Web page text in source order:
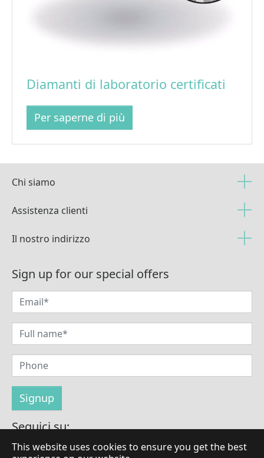
This website uses cookies to ensure you get the best
Diamanti di laboratorio certificati
Per saperne di più
Chi siamo
Assistenza clienti
Il nostro indirizzo
Sign up for our special offers
Seguici su: